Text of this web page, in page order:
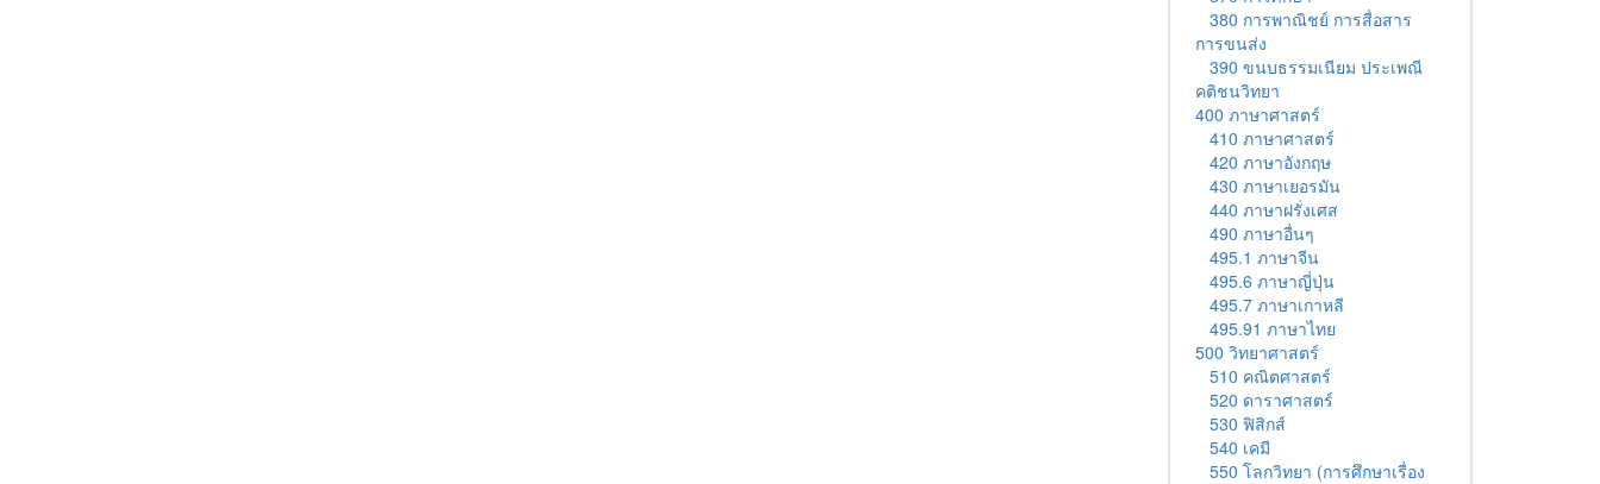
380 การพาณิชย์ การสื่อสาร
การขนส่ง
390 ขนบธรรมเนียม ประเพณี
คติชนวิทยา
400 ภาษาศาสตร์
410 ภาษาศาสตร์
420 ภาษาอังกฤษ
430 ภาษาเยอรมัน
440 ภาษาฝรั่งเศส
490 ภาษาอื่นๆ
495.1 ภาษาจีน
495.6 ภาษาญี่ปุ่น
495.7 ภาษาเกาหลี
495.91 ภาษาไทย
500 วิทยาศาสตร์
510 คณิตศาสตร์
520 ดาราศาสตร์
530 ฟิสิกส์
540 เคมี
550 โลกวิทยา (การศึกษาเรื่อง